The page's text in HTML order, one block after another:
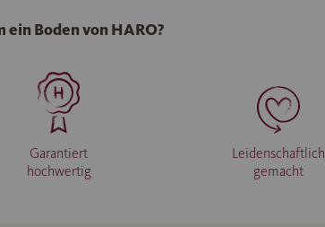
ein Boden von HARO?
Garantiert
hochwertig
Leidenschaftlich
gemacht